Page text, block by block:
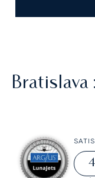
Bratislava